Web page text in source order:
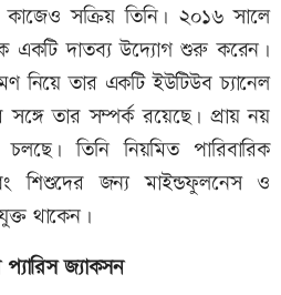
সক্রিয় তিনি। ২০১৬ সালে
একটি দাতব্য উদ্যোগ শুরু করেন।
নিয়ে তার একটি ইউটিউব চ্যানেল
সঙ্গে তার সম্পর্ক রয়েছে। প্রায় নয়
তিনি নিয়মিত পারিবারিক
জন্য মাইন্ডফুলনেস ও
থাকেন।
জ্যাকসন